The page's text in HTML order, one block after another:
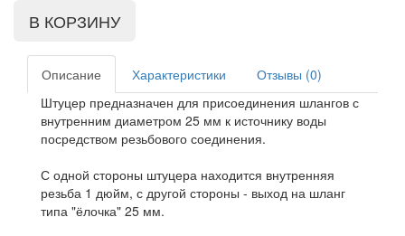
Описание Характеристики
Отзывы (0)
Штуцер предназначен для присоединения шлангов с
внутренним диаметром 25 мм к источнику воды
посредством резьбового соединения.
С одной стороны штуцера находится внутренняя
резьба 1 дюйм, с другой стороны - выход на шланг
типа "ёлочка" 25 мм.